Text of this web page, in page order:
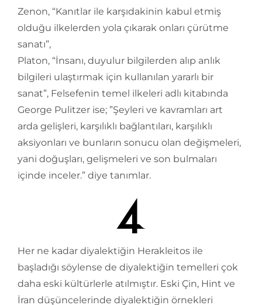
Zenon, “Kanıtlar ile karşıdakinin kabul etmiş
olduğu ilkelerden yola çıkarak onları çürütme
sanatı”,
Platon, “İnsanı, duyulur bilgilerden alıp anlık
bilgileri ulaştırmak için kullanılan yararlı bir
sanat”, Felsefenin temel ilkeleri adlı kitabında
George Pulitzer ise; ”Şeyleri ve kavramları art
arda gelişleri, karşılıklı bağlantıları, karşılıklı
aksiyonları ve bunların sonucu olan değişmeleri,
yani doğuşları, gelişmeleri ve son bulmaları
içinde inceler.” diye tanımlar.
Her ne kadar diyalektiğin Herakleitos ile
başladığı söylense de diyalektiğin temelleri çok
daha eski kültürlerle atılmıştır. Eski Çin, Hint ve
İran düşüncelerinde diyalektiğin örnekleri